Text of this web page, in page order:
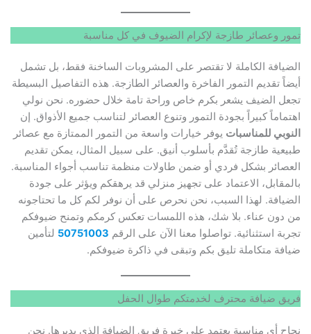
تمور وعصائر طازجة لإكرام الضيوف في كل مناسبة
الضيافة الكاملة لا تقتصر على المشروبات الساخنة فقط، بل تشمل
أيضاً تقديم التمور الفاخرة والعصائر الطازجة. هذه التفاصيل البسيطة
تجعل الضيف يشعر بكرم خاص وراحة تامة خلال حضوره. نحن نولي
اهتماماً كبيراً بجودة التمور وتنوع العصائر لتناسب جميع الأذواق. إن
النوبي للمناسباتيوفر خيارات واسعة من التمور الممتازة مع عصائر
طبيعية طازجة تُقدَّم بأسلوب أنيق. على سبيل المثال، يمكن تقديم
العصائر بشكل فردي أو ضمن طاولات منظمة تناسب أجواء المناسبة.
بالمقابل، الاعتماد على تجهيز منزلي قد يرهقكم ويؤثر على جودة
الضيافة. لهذا السبب، نحن نحرص على أن نوفر لكم كل ما تحتاجونه
من دون عناء. بلا شك، هذه اللمسات تعكس كرمكم وتمنح ضيوفكم
تجربة استثنائية. تواصلوا معنا الآن على الرقم50751003 لتأمين
ضيافة متكاملة تليق بكم وتبقى في ذاكرة ضيوفكم.
فريق ضيافة محترف لخدمتكم طوال الحفل
نجاح أي مناسبة يعتمد على خبرة فريق الضيافة الذي يديرها. نحن